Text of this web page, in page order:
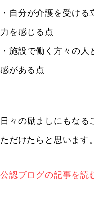
・自分が介護を受け
力を感じる点
・施設で働く方々の
感がある点
日々の励ましにもなる
ただけたらと思います。
公認ブログの記事を読